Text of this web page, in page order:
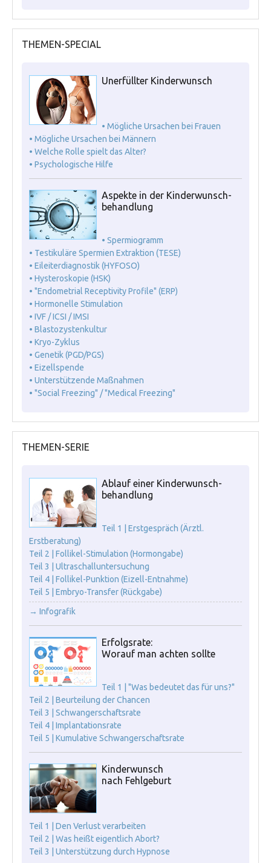
THEMEN-SPECIAL
Unerfüllter Kinderwunsch
• Mögliche Ursachen bei Frauen
• Mögliche Ursachen bei Männern
• Welche Rolle spielt das Alter?
• Psychologische Hilfe
Aspekte in der Kinderwunsch-
behandlung
• Spermiogramm
• Testikuläre Spermien Extraktion (TESE)
• Eileiterdiagnostik (HYFOSO)
• Hysteroskopie (HSK)
• "Endometrial Receptivity Profile" (ERP)
• Hormonelle Stimulation
• IVF / ICSI / IMSI
• Blastozystenkultur
• Kryo-Zyklus
• Genetik (PGD/PGS)
• Eizellspende
• Unterstützende Maßnahmen
• "Social Freezing" / "Medical Freezing"
THEMEN-SERIE
Ablauf einer Kinderwunsch-
behandlung
Teil 1 | Erstgespräch (Ärztl.
Erstberatung)
Teil 2 | Follikel-Stimulation (Hormongabe)
Teil 3 | Ultraschalluntersuchung
Teil 4 | Follikel-Punktion (Eizell-Entnahme)
Teil 5 | Embryo-Transfer (Rückgabe)
→ Infografik
Erfolgsrate:
Worauf man achten sollte
Teil 1 | "Was bedeutet das für uns?"
Teil 2 | Beurteilung der Chancen
Teil 3 | Schwangerschaftsrate
Teil 4 | Implantationsrate
Teil 5 | Kumulative Schwangerschaftsrate
Kinderwunsch
nach Fehlgeburt
Teil 1 | Den Verlust verarbeiten
Teil 2 | Was heißt eigentlich Abort?
Teil 3 | Unterstützung durch Hypnose